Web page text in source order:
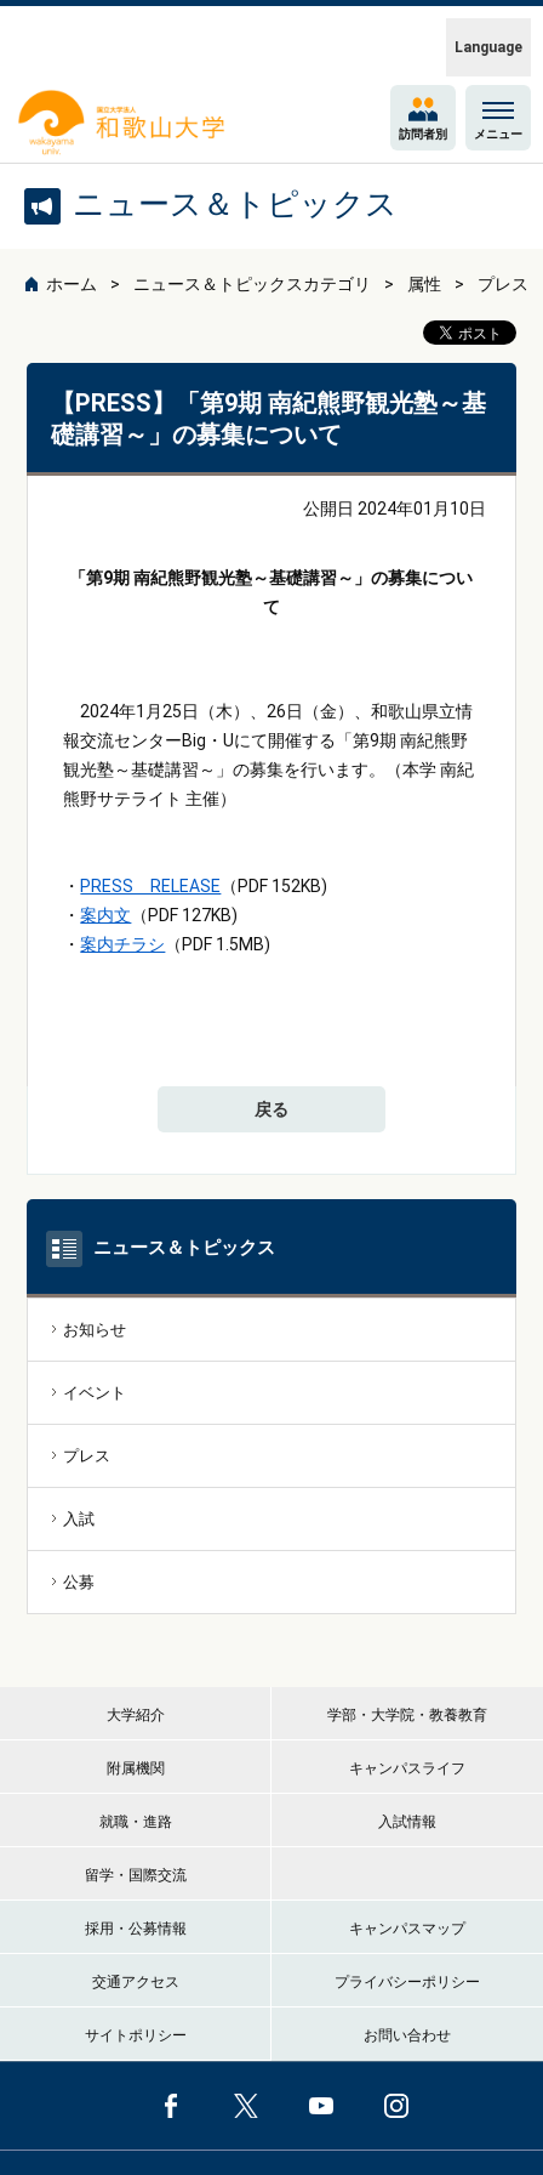
Language
訪問者別 メニュー
ニュース＆トピックス
ホーム ニュース＆トピックスカテゴリ 属性 プレス
【PRESS】「第9期 南紀熊野観光塾～基
礎講習～」の募集について
公開日 2024年01月10日
「第9期 南紀熊野観光塾～基礎講習～」の募集につい
て
2024年1月25日（木）、26日（金）、和歌山県立情
報交流センターBig・Uにて開催する「第9期 南紀熊野
観光塾～基礎講習～」の募集を行います。（本学 南紀
熊野サテライト 主催）
・ PRESS RELEASE （PDF 152KB)
・案内文 （PDF 127KB)
・案内チラシ （PDF 1.5MB)
戻る
ニュース＆トピックス
お知らせ
イベント
プレス
入試
公募
大学紹介 学部・大学院・教養教育
附属機関 キャンパスライフ
就職・進路 入試情報
留学・国際交流
採用・公募情報 キャンパスマップ
交通アクセス プライバシーポリシー
サイトポリシー お問い合わせ